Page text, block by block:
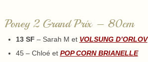
Poney 2 Grand Prix – 80cm
13 SF – Sarah M et VOLSUNG D’ORLOV
45 – Chloé et POP CORN BRIANELLE